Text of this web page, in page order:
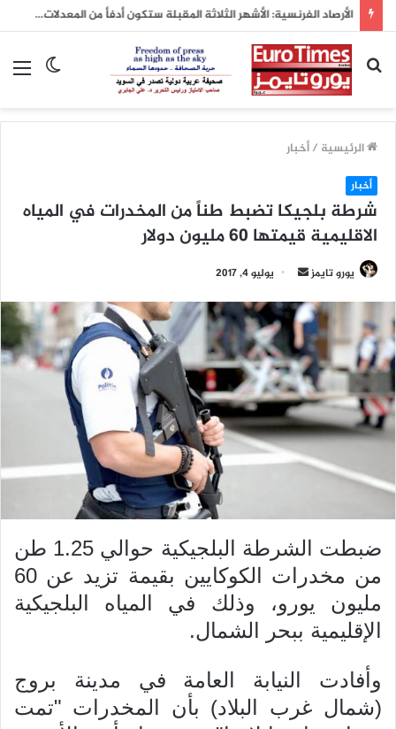
الأرصاد الفرنسية: الأشهر الثلاثة المقبلة ستكون أدفأ من المعدلات الطبيعية
الوضع
بحث
عن
الرئيسية /أخبار
أخبار
شرطة بلجيكا تضبط طناً من المخدرات في المياه
الاقليمية قيمتها 60 مليون دولار
يورو تايمز
س
ل
ب
ر
ي
د
ا
إ
ر
و
ن
ي
ا
يوليو 4, 2017
ضبطت الشرطة البلجيكية حوالي 1.25 طن
من مخدرات الكوكايين بقيمة تزيد عن 60
مليون يورو، وذلك في المياه البلجيكية
الإقليمية ببحر الشمال.
وأفادت النيابة العامة في مدينة بروج
(شمال غرب البلاد) بأن المخدرات "تمت